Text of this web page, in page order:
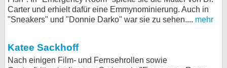
Carter und erhielt dafür eine Emmynominierung. Auch in
"Sneakers" und "Donnie Darko" war sie zu sehen.... mehr
Katee Sackhoff
Nach einigen Film- und Fernsehrollen sowie
myFanbase